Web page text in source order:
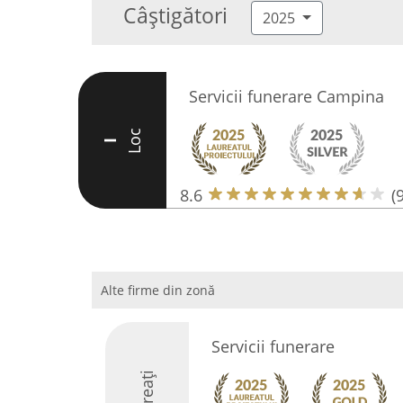
Câștigători 2025
I Loc
Servicii funerare Campina
8.6
Alte firme din zonă
Servicii funerare